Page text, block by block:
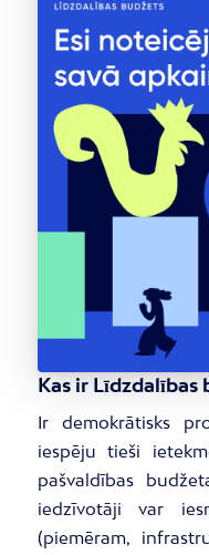
Kas ir Līdzdalības
Ir demokrātisks
iespēju tieši
pašvaldības
iedzīvotāji var
(piemēram,